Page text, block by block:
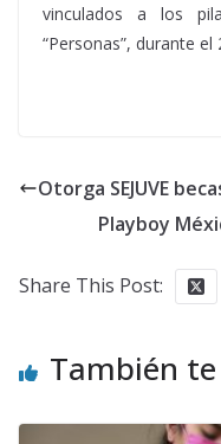
vinculados a los
“Personas”, durante el
Otorga SEJUVE
Playboy
Share This Post:
También